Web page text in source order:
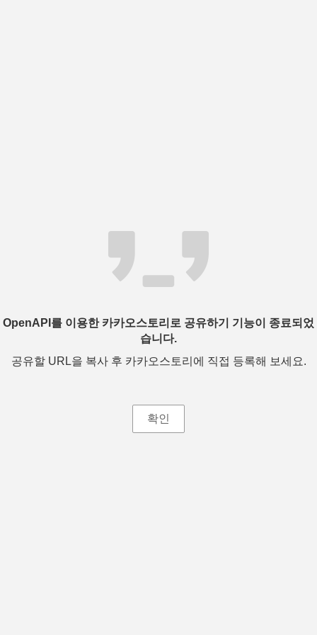
OpenAPI를 이용한 카카오스토리로 공유하기 기능이 종료되었
습니다.
공유할 URL을 복사 후 카카오스토리에 직접 등록해 보세요.
확인